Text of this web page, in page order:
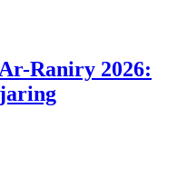
Raniry 2026: